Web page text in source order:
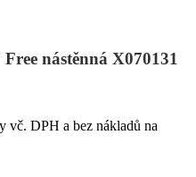
nástěnná X070131
DPH a bez nákladů na